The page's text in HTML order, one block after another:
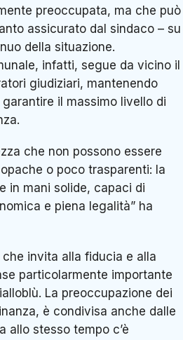
preoccupata, ma che può
assicurato dal sindaco – su
della situazione.
infatti, segue da vicino il
giudiziari, mantenendo
il massimo livello di
che non possono essere
o poco trasparenti: la
in mani solide, capaci di
e piena legalità” ha
invita alla fiducia e alla
particolarmente importante
La preoccupazione dei
è condivisa anche dalle
allo stesso tempo c’è